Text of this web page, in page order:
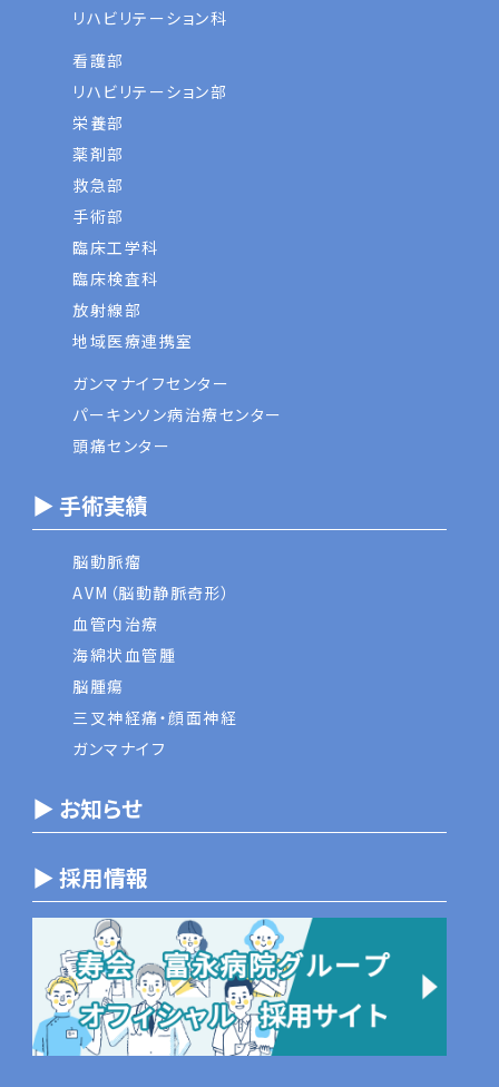
リハビリテーション科
看護部
リハビリテーション部
栄養部
薬剤部
救急部
手術部
臨床工学科
臨床検査科
放射線部
地域医療連携室
ガンマナイフセンター
パーキンソン病治療センター
頭痛センター
▶ 手術実績
脳動脈瘤
AVM（脳動静脈奇形）
血管内治療
海綿状血管腫
脳腫瘍
三叉神経痛・顔面神経
ガンマナイフ
▶ お知らせ
▶ 採用情報